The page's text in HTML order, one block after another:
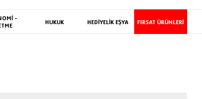
-
HUKUK HEDİYELİK EŞYA FIRSAT ÜRÜNLERİ